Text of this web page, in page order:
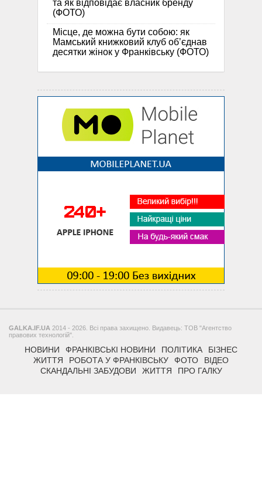
та як відповідає власник бренду
(ФОТО)
Місце, де можна бути собою: як
Мамський книжковий клуб об’єднав
десятки жінок у Франківську (ФОТО)
GALKA.IF.UA 2014 - 2026. Всі права захищено. Видавець: ТОВ "Агентство
правових технологій".
НОВИНИ ФРАНКІВСЬКІ НОВИНИ ПОЛІТИКА
БІЗНЕС
ЖИТТЯ
РОБОТА У ФРАНКІВСЬКУ ФОТО
ВІДЕО
СКАНДАЛЬНІ ЗАБУДОВИ
ЖИТТЯ ПРО ГАЛКУ